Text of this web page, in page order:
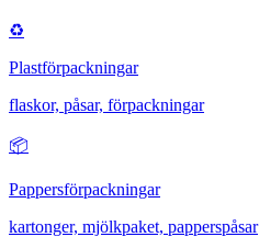
♻️
Plastförpackningar
flaskor, påsar, förpackningar
📦
Pappersförpackningar
kartonger, mjölkpaket, papperspåsar